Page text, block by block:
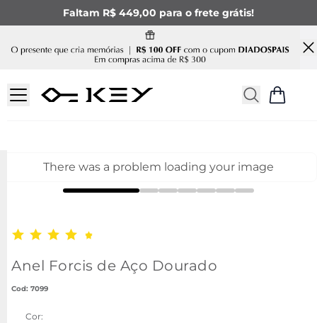
Faltam R$ 449,00 para o frete grátis!
There was a problem loading your image
Anel Forcis de Aço Dourado
: 7099
Cor: